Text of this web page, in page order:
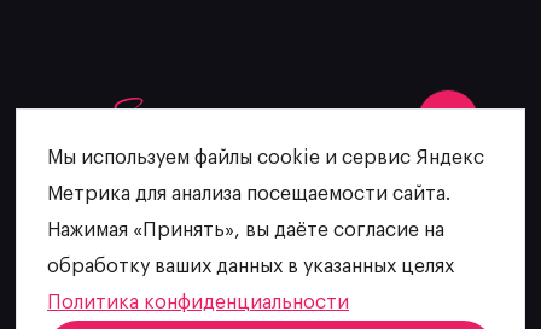
escatering@mail.ru
Мы используем файлы cookie и сервис Яндекс
Метрика для анализа посещаемости сайта.
Нажимая «Принять», вы даёте согласие на
обработку ваших данных в указанных целях
Политика конфиденциальности